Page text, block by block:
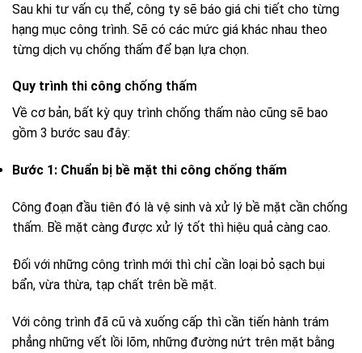
Sau khi tư vấn cụ thể, công ty sẽ báo giá chi tiết cho từng
hạng mục công trình. Sẽ có các mức giá khác nhau theo
từng dịch vụ chống thấm để bạn lựa chọn.
Quy trình thi công chống thấm
Về cơ bản, bất kỳ quy trình chống thấm nào cũng sẽ bao
gồm 3 bước sau đây:
Bước 1: Chuẩn bị bề mặt thi công chống thấm
Công đoạn đầu tiên đó là vệ sinh và xử lý bề mặt cần chống
thấm. Bề mặt càng được xử lý tốt thì hiệu quả càng cao.
Đối với những công trình mới thì chỉ cần loại bỏ sạch bụi
bẩn, vừa thừa, tạp chất trên bề mặt.
Với công trình đã cũ và xuống cấp thì cần tiến hành trám
phẳng những vết lồi lõm, những đường nứt trên mặt bằng